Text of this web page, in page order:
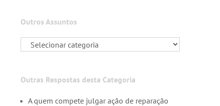
Outros Assuntos
Outras Respostas desta Categoria
A quem compete julgar ação de reparação